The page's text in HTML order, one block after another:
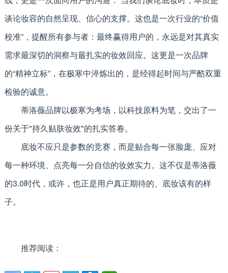
谈论妆容的自然呈现、信心的支撑。这也是一次行业的“价值
校准”，提醒所有参与者：最终赢得用户的，永远是对其真实
需求最深切的洞察与最扎实的妆效回应。这更是一次品牌
的“精神立标”，在极寒中淬炼出的，是经得起时间与严酷双重
检验的诚意。
蒂洛薇品牌以极寒为考场，以科技原料为笔，交出了一
份关于"持久贴肤妆效"的扎实答卷。
底妆不应只是参数的竞赛，而是贴合每一张脸庞、应对
每一种环境、点亮每一分自信的妆效实力。这不仅是蒂洛薇
的3.0时代，或许，也正是用户真正期待的、底妆该有的样
子。
推荐阅读：